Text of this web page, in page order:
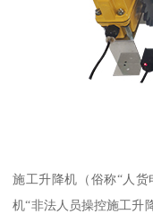
施工升降机（俗称“人
机“非法人员操控施工升